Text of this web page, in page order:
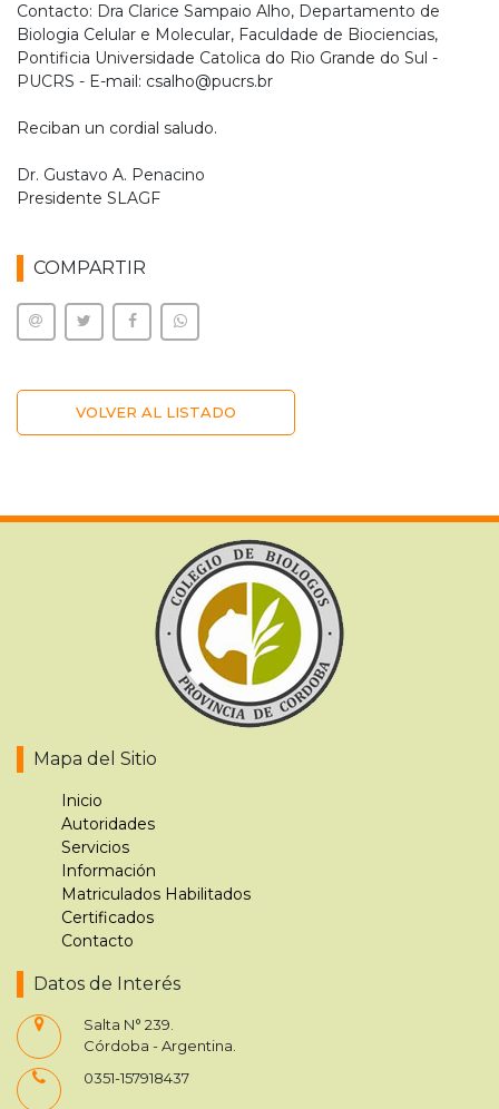
Contacto: Dra Clarice Sampaio Alho, Departamento de
Biologia Celular e Molecular, Faculdade de Biociencias,
Pontificia Universidade Catolica do Rio Grande do Sul -
PUCRS - E-mail: csalho@pucrs.br
Reciban un cordial saludo.
Dr. Gustavo A. Penacino
Presidente SLAGF
COMPARTIR
VOLVER AL LISTADO
Mapa del Sitio
Inicio
Autoridades
Servicios
Información
Matriculados Habilitados
Certificados
Contacto
Datos de Interés
Salta N° 239.
Córdoba - Argentina.
0351-157918437